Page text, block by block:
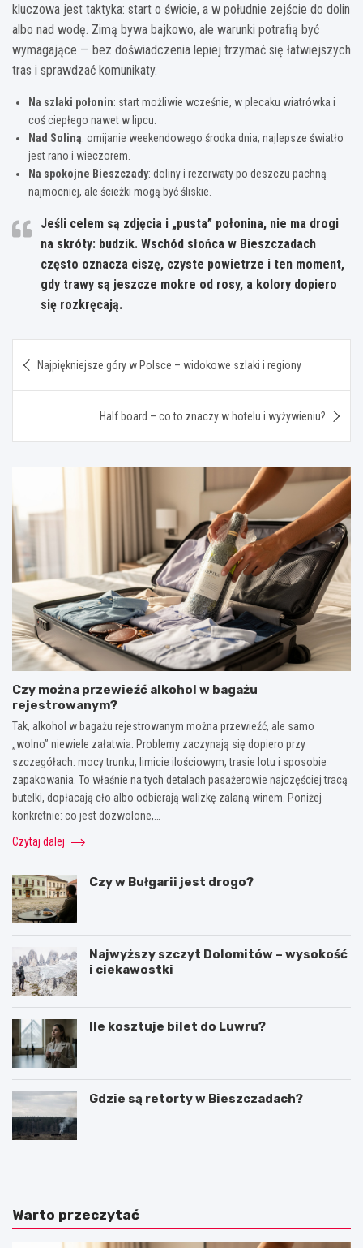
kluczowa jest taktyka: start o świcie, a w południe zejście do dolin
albo nad wodę. Zimą bywa bajkowo, ale warunki potrafią być
wymagające — bez doświadczenia lepiej trzymać się łatwiejszych
tras i sprawdzać komunikaty.
Na szlaki połonin: start możliwie wcześnie, w plecaku wiatrówka i
coś ciepłego nawet w lipcu.
Nad Soliną: omijanie weekendowego środka dnia; najlepsze światło
jest rano i wieczorem.
Na spokojne Bieszczady: doliny i rezerwaty po deszczu pachną
najmocniej, ale ścieżki mogą być śliskie.
Jeśli celem są zdjęcia i „pusta” połonina, nie ma drogi
na skróty: budzik. Wschód słońca w Bieszczadach
często oznacza ciszę, czyste powietrze i ten moment,
gdy trawy są jeszcze mokre od rosy, a kolory dopiero
się rozkręcają.
wpisu
Najpiękniejsze góry w Polsce – widokowe szlaki i regiony
Half board – co to znaczy w hotelu i wyżywieniu?
Czy można przewieźć alkohol w bagażu
rejestrowanym?
Tak, alkohol w bagażu rejestrowanym można przewieźć, ale samo
„wolno” niewiele załatwia. Problemy zaczynają się dopiero przy
szczegółach: mocy trunku, limicie ilościowym, trasie lotu i sposobie
zapakowania. To właśnie na tych detalach pasażerowie najczęściej tracą
butelki, dopłacają cło albo odbierają walizkę zalaną winem. Poniżej
konkretnie: co jest dozwolone,…
Czytaj dalej
Czy w Bułgarii jest drogo?
Najwyższy szczyt Dolomitów – wysokość
i ciekawostki
Ile kosztuje bilet do Luwru?
Gdzie są retorty w Bieszczadach?
S
i
e
H
r
i
Warto przeczytać